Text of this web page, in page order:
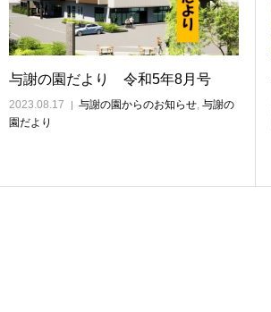
与謝の園だより 令和5年8月号
2023.08.17 与謝の園からのお知らせ, 与謝の
園だより